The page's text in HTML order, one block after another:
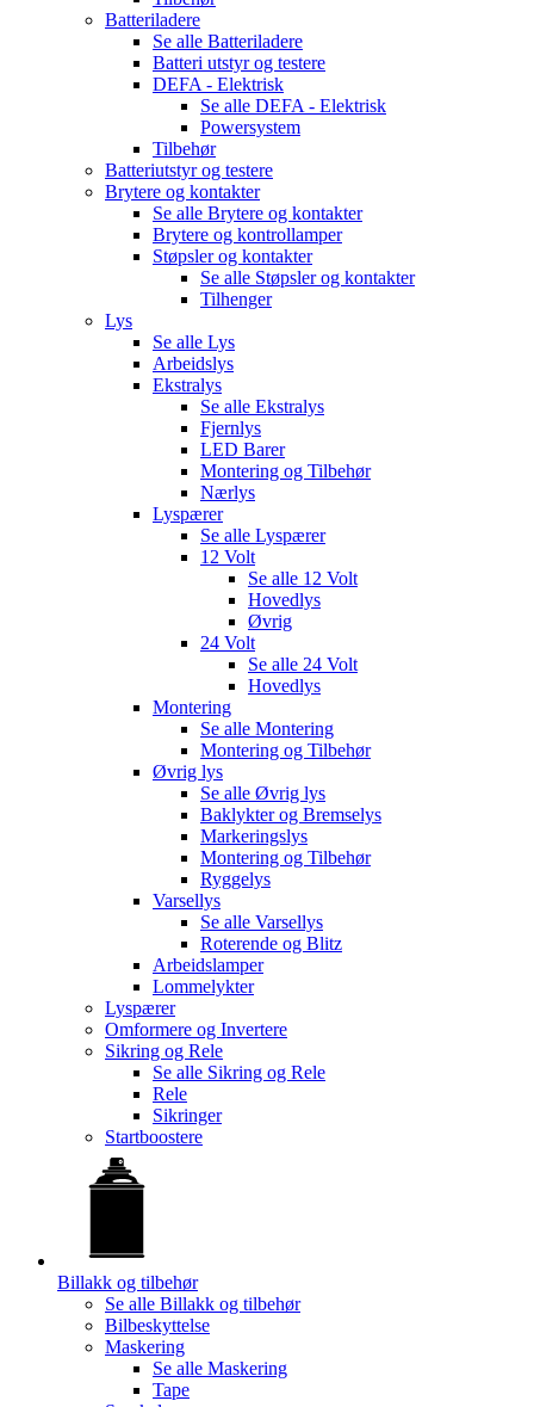
Batteriladere
Se alle Batteriladere
Batteri utstyr og testere
DEFA - Elektrisk
Se alle DEFA - Elektrisk
Powersystem
Tilbehør
Batteriutstyr og testere
Brytere og kontakter
Se alle Brytere og kontakter
Brytere og kontrollamper
Støpsler og kontakter
Se alle Støpsler og kontakter
Tilhenger
Lys
Se alle Lys
Arbeidslys
Ekstralys
Se alle Ekstralys
Fjernlys
LED Barer
Montering og Tilbehør
Nærlys
Lyspærer
Se alle Lyspærer
12 Volt
Se alle 12 Volt
Hovedlys
Øvrig
24 Volt
Se alle 24 Volt
Hovedlys
Montering
Se alle Montering
Montering og Tilbehør
Øvrig lys
Se alle Øvrig lys
Baklykter og Bremselys
Markeringslys
Montering og Tilbehør
Ryggelys
Varsellys
Se alle Varsellys
Roterende og Blitz
Arbeidslamper
Lommelykter
Lyspærer
Omformere og Invertere
Sikring og Rele
Se alle Sikring og Rele
Rele
Sikringer
Startboostere
Billakk og tilbehør
Se alle Billakk og tilbehør
Bilbeskyttelse
Maskering
Se alle Maskering
Tape